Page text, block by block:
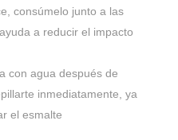
consúmelo junto a las
a reducir el impacto
con agua después de
inmediatamente, ya
el esmalte